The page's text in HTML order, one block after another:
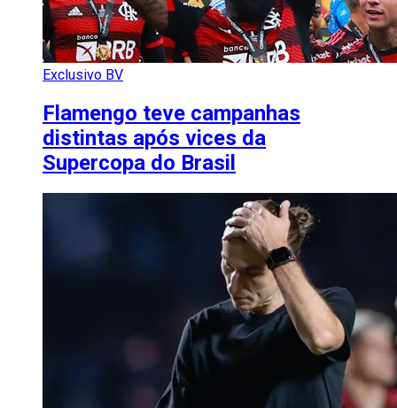
Exclusivo BV
Flamengo teve campanhas
distintas após vices da
Supercopa do Brasil